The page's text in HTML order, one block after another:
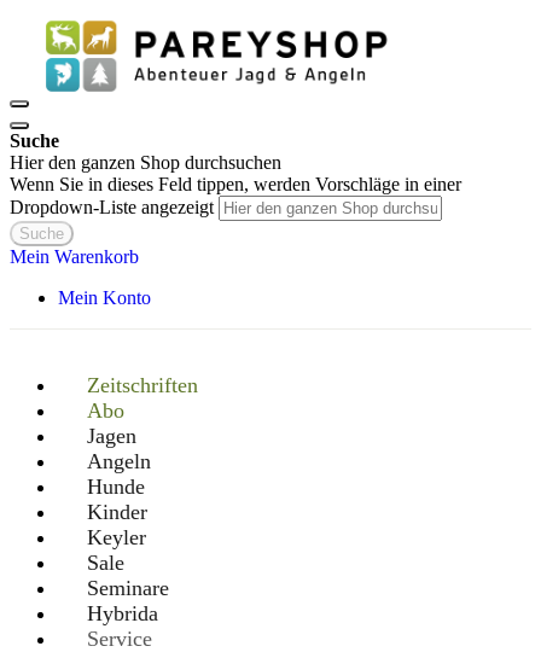
Suche
Hier den ganzen Shop durchsuchen
Wenn Sie in dieses Feld tippen, werden Vorschläge in einer
Dropdown-Liste angezeigt
Suche
Mein Warenkorb
Mein Konto
Zeitschriften
Abo
Jagen
Angeln
Hunde
Kinder
Keyler
Sale
Seminare
Hybrida
Service